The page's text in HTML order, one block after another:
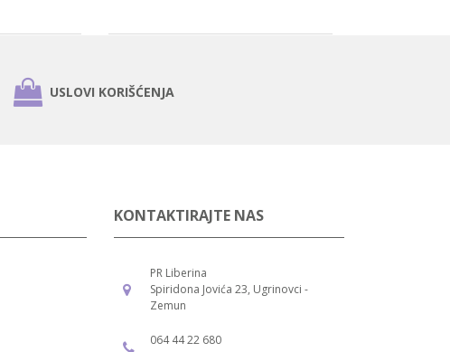
USLOVI KORIŠĆENJA
KONTAKTIRAJTE NAS
PR Liberina
Spiridona Jovića 23, Ugrinovci -
Zemun
064 44 22 680